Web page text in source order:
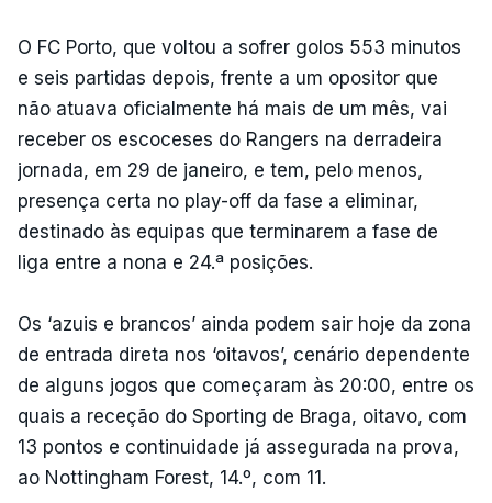
O FC Porto, que voltou a sofrer golos 553 minutos
e seis partidas depois, frente a um opositor que
não atuava oficialmente há mais de um mês, vai
receber os escoceses do Rangers na derradeira
jornada, em 29 de janeiro, e tem, pelo menos,
presença certa no play-off da fase a eliminar,
destinado às equipas que terminarem a fase de
liga entre a nona e 24.ª posições.
Os ‘azuis e brancos’ ainda podem sair hoje da zona
de entrada direta nos ‘oitavos’, cenário dependente
de alguns jogos que começaram às 20:00, entre os
quais a receção do Sporting de Braga, oitavo, com
13 pontos e continuidade já assegurada na prova,
ao Nottingham Forest, 14.º, com 11.